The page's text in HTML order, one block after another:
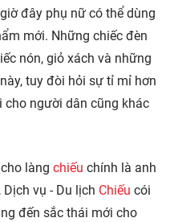
đây phụ nữ có thể dùng
mới. Những chiếc đèn
nón, giỏ xách và những
tuy đòi hỏi sự tỉ mỉ hơn
người dân cũng khác
làng chiếu chính là anh
vụ - Du lịch Chiếu cói
đến sắc thái mới cho